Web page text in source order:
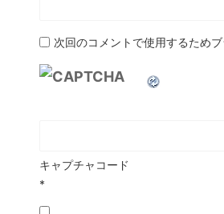
次回のコメントで使用するため
キャプチャコード
*